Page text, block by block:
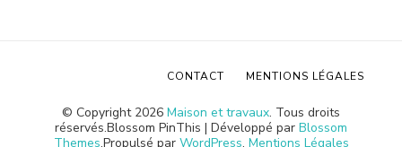
© Copyright 2026 Maison et travaux. Tous droits
réservés.Blossom PinThis | Développé par Blossom
Themes.Propulsé par WordPress. Mentions Légales
CONTACT MENTIONS LÉGALES